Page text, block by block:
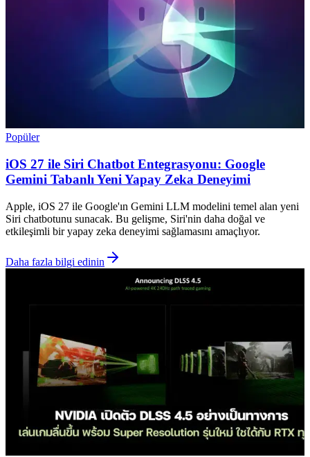
Popüler
iOS 27 ile Siri Chatbot Entegrasyonu: Google
Gemini Tabanlı Yeni Yapay Zeka Deneyimi
Apple, iOS 27 ile Google'ın Gemini LLM modelini temel alan yeni
Siri chatbotunu sunacak. Bu gelişme, Siri'nin daha doğal ve
etkileşimli bir yapay zeka deneyimi sağlamasını amaçlıyor.
Daha fazla bilgi edinin